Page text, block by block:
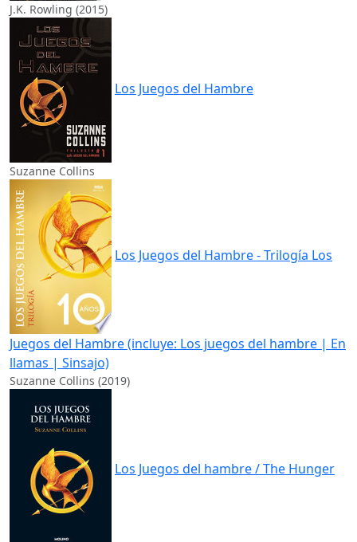
J.K. Rowling (2015)
Los Juegos del Hambre
Suzanne Collins
Los Juegos del Hambre - Trilogía Los
Juegos del Hambre (incluye: Los juegos del hambre | En
llamas | Sinsajo)
Suzanne Collins (2019)
Los Juegos del hambre / The Hunger